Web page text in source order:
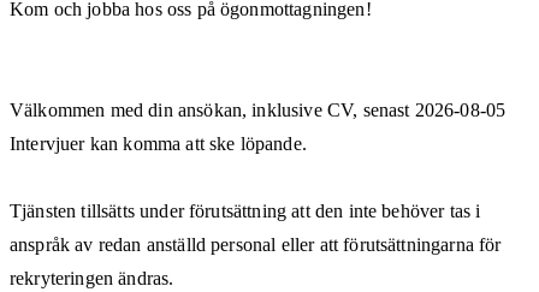
Kom och jobba hos oss på ögonmottagningen!
Välkommen med din ansökan, inklusive CV, senast 2026-08-05
Intervjuer kan komma att ske löpande.
Tjänsten tillsätts under förutsättning att den inte behöver tas i
anspråk av redan anställd personal eller att förutsättningarna för
rekryteringen ändras.